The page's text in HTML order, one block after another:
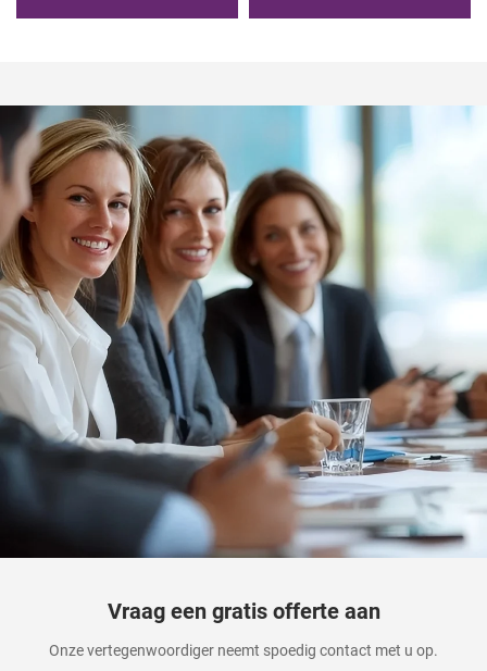
Vraag een gratis offerte aan
Onze vertegenwoordiger neemt spoedig contact met u op.